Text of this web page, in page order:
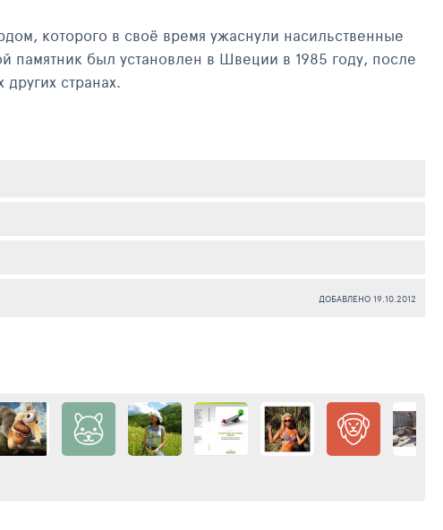
которого в своё время ужаснули насильственные
был установлен в Швеции в 1985 году, после
странах.
узлом и явно неспособно произвести выстрел.
перемены и борьбу с проявлениями насилия.
ДОБАВЛЕНО 19.10.2012